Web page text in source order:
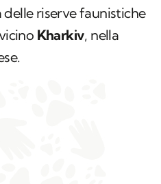
delle riserve faunistiche
Kharkiv, nella